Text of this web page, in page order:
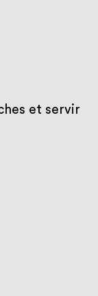
et servir